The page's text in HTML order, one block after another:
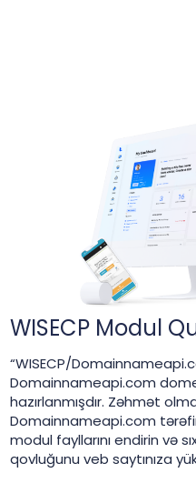
WISECP Modul
“WISECP/
Domainnameapi.com
hazırlanmışdır. Zəhmət
Domainnameapi.com
modul fayllarını endirin və
qovluğunu veb saytınıza